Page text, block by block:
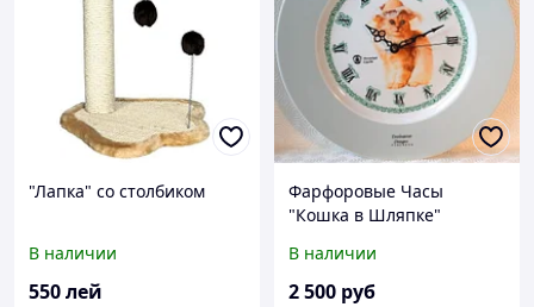
"Лапка" со столбиком
В наличии
550лей
Фарфоровые Часы
"Кошка в Шляпке"
В наличии
2 500 руб